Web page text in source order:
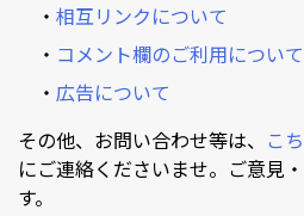
・ 相互リンクについて
・ コメント欄のご利用について
・ 広告について
その他、お問い合わせ等は、 こ
にご連絡くださいませ。ご意見
す。